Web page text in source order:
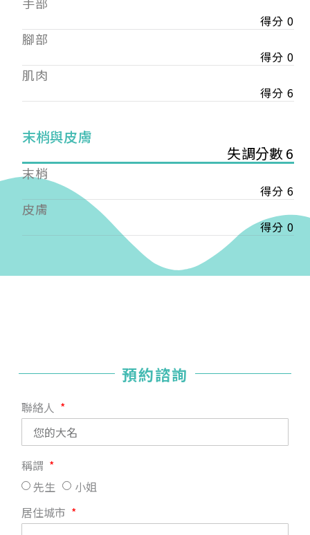
得分 0
腳部
得分 0
肌肉
得分 6
末梢與皮膚
失調分數 6
末梢
得分 6
皮膚
得分 0
預約諮詢
聯絡人
稱謂
先生
小姐
居住城市
會審核通過後即通知您進行繳費，繳費資訊如下
【會費】
個人會員:
入會費新臺幣1200元，於會員入會時繳納；常年會
費1200元，於每年度繳納。
費3000元，於每年度繳納。
戶名: 社團法人台灣自律神經健康培訓暨發展協會
帳號: 003-03-501566-2
銀行: (013) 國泰世華 南京東路分行